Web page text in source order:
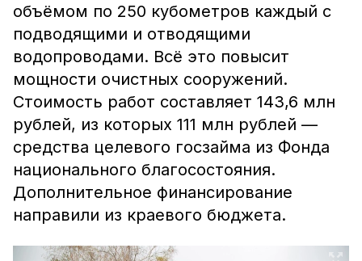
объёмом по 250 кубометров каждый с
подводящими и отводящими
водопроводами. Всё это повысит
мощности очистных сооружений.
Стоимость работ составляет 143,6 млн
рублей, из которых 111 млн рублей —
средства целевого госзайма из Фонда
национального благосостояния.
Дополнительное финансирование
направили из краевого бюджета.